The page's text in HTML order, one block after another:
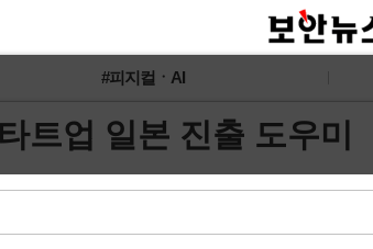
#피지컬ㆍAI
트업 일본 진출 도우미